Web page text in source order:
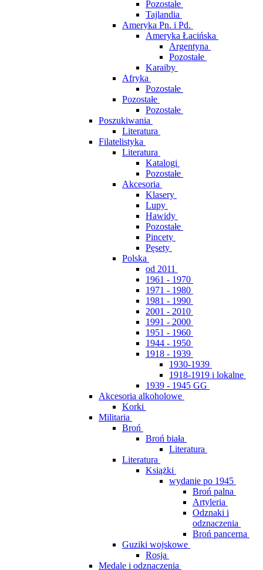
Pozostałe
Tajlandia
Ameryka Pn. i Pd.
Ameryka Łacińska
Argentyna
Pozostałe
Karaiby
Afryka
Pozostałe
Pozostałe
Pozostałe
Poszukiwania
Literatura
Filatelistyka
Literatura
Katalogi
Pozostałe
Akcesoria
Klasery
Lupy
Hawidy
Pozostałe
Pincety
Pęsety
Polska
od 2011
1961 - 1970
1971 - 1980
1981 - 1990
2001 - 2010
1991 - 2000
1951 - 1960
1944 - 1950
1918 - 1939
1930-1939
1918-1919 i lokalne
1939 - 1945 GG
Akcesoria alkoholowe
Korki
Militaria
Broń
Broń biała
Literatura
Literatura
Książki
wydanie po 1945
Broń palna
Artyleria
Odznaki i
odznaczenia
Broń pancerna
Guziki wojskowe
Rosja
Medale i odznaczenia